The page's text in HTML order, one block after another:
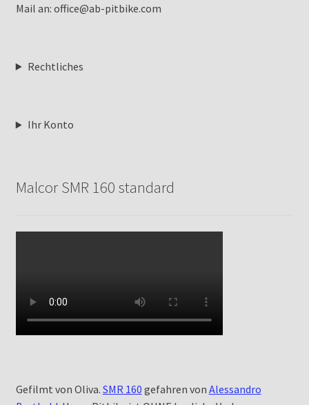
Mail an: office@ab-pitbike.com
Rechtliches
Ihr Konto
Malcor SMR 160 standard
Gefilmt von Oliva. SMR 160 gefahren von Alessandro